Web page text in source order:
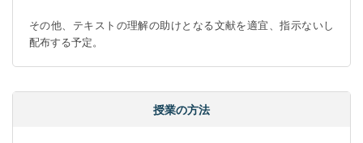
その他、テキストの理解の助けとなる文献を適宜、指示ないし
配布する予定。
授業の方法